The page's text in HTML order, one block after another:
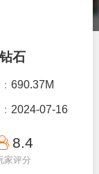
石
690.37M
2024-07-16
8.4
家评分